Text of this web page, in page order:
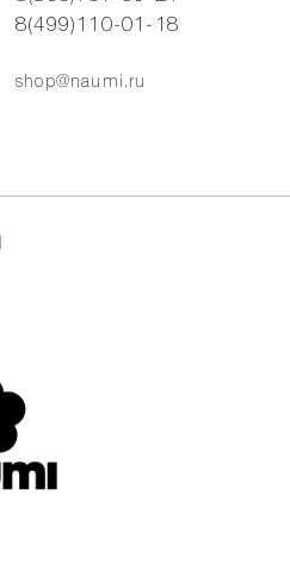
8(499)110-01-18
shop@naumi.ru